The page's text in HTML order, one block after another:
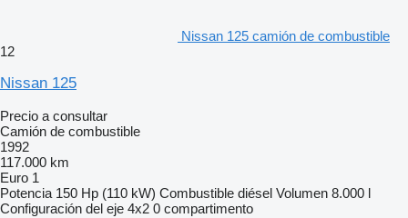
Nissan 125 camión de combustible
12
Nissan 125
Precio a consultar
Camión de combustible
1992
117.000 km
Euro 1
Potencia 150 Hp (110 kW) Combustible diésel Volumen 8.000 l
Configuración del eje 4x2 0 compartimento